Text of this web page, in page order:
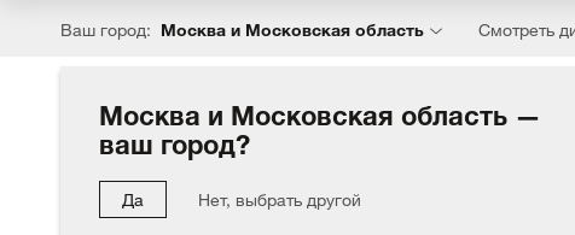
Ваш город: Москва и Московская область
Москва и Московская область —
ваш город?
Да Нет, выбрать другой
Смотреть
Каталог Хиты